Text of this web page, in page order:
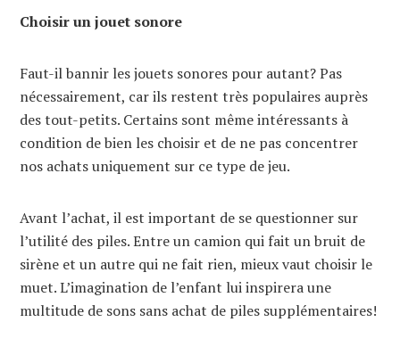
Choisir un jouet sonore
Faut-il bannir les jouets sonores pour autant? Pas
nécessairement, car ils restent très populaires auprès
des tout-petits. Certains sont même intéressants à
condition de bien les choisir et de ne pas concentrer
nos achats uniquement sur ce type de jeu.
Avant l’achat, il est important de se questionner sur
l’utilité des piles. Entre un camion qui fait un bruit de
sirène et un autre qui ne fait rien, mieux vaut choisir le
muet. L’imagination de l’enfant lui inspirera une
multitude de sons sans achat de piles supplémentaires!